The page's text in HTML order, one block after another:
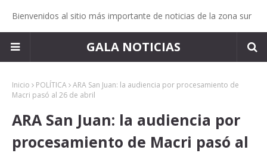
Bienvenidos al sitio más importante de noticias de la zona sur
GALA NOTICIAS
Inicio POLÍTICA ARA San Juan: la audiencia por procesamiento de
Macri pasó al 26 de abril
ARA San Juan: la audiencia por
procesamiento de Macri pasó al